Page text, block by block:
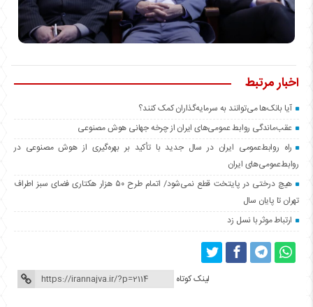
اخبار مرتبط
آیا بانک‌ها می‌توانند به سرمایه‌گذاران کمک کنند؟
عقب‌ماندگی روابط عمومی‌های ایران از چرخه جهانی هوش مصنوعی
راه روابط‌عمومی ایران در سال جدید با تأکید بر بهره‌گیری از هوش مصنوعی در
روابط‌عمومی‌های ایران
هیچ درختی در پایتخت قطع نمی‌شود/ اتمام طرح ۵۰ هزار هکتاری فضای سبز اطراف
تهران تا پایان سال
ارتباط موثر با نسل زد
لینک کوتاه